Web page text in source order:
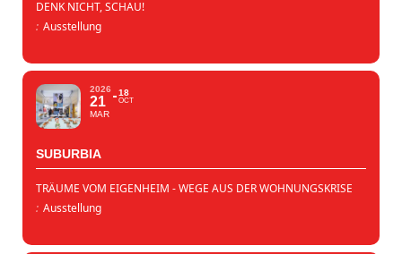
DENK NICHT, SCHAU!
: Ausstellung
2026
21
MAR
18
OCT
SUBURBIA
TRÄUME VOM EIGENHEIM - WEGE AUS DER WOHNUNGSKRISE
: Ausstellung